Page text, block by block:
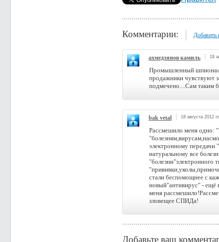
Комментарии: Добавить
ахмедзянов камиль 18
Промышленный шпионаж
продажники чувствуют
подмечено....Сам таким
bak vetal 18 августа 2012
Рассмешило меня одно:
электронному передачи
натуральному все
"болезни"электронного
стали беспомощнее с
новый"антивирус" - ещё
меня
зловещее СПИДа!
Добавьте ваш